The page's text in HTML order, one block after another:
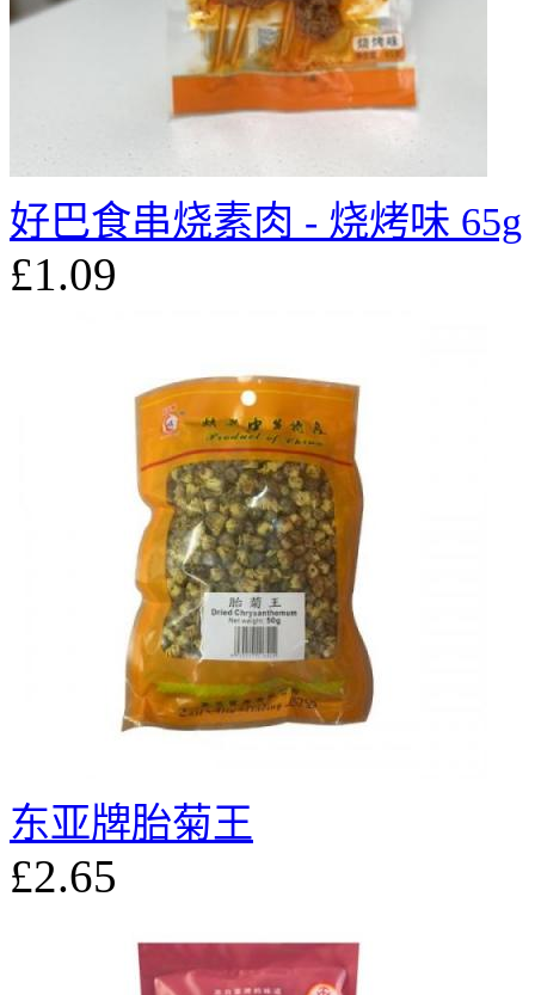
好巴食串烧素肉 - 烧烤味 65g
£1.09
东亚牌胎菊王
£2.65